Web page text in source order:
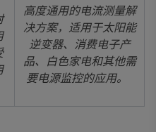
高度通用的电流测量解
决方案，适用于太阳能
逆变器、消费电子产
品、白色家电和其他需
要电源监控的应用。